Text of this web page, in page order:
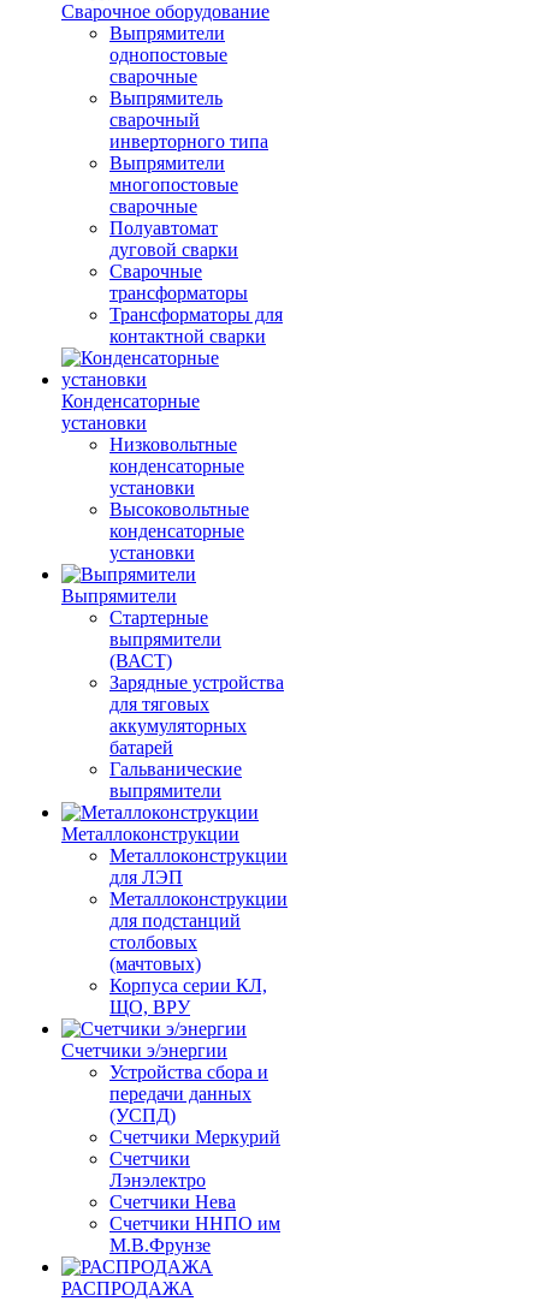
Сварочное оборудование
Выпрямители
однопостовые
сварочные
Выпрямитель
сварочный
инверторного типа
Выпрямители
многопостовые
сварочные
Полуавтомат
дуговой сварки
Сварочные
трансформаторы
Трансформаторы для
контактной сварки
Конденсаторные
установки
Низковольтные
конденсаторные
установки
Высоковольтные
конденсаторные
установки
Выпрямители
Стартерные
выпрямители
(ВАСТ)
Зарядные устройства
для тяговых
аккумуляторных
батарей
Гальванические
выпрямители
Металлоконструкции
Металлоконструкции
для ЛЭП
Металлоконструкции
для подстанций
столбовых
(мачтовых)
Корпуса серии КЛ,
ЩО, ВРУ
Счетчики э/энергии
Устройства сбора и
передачи данных
(УСПД)
Счетчики Меркурий
Счетчики
Лэнэлектро
Счетчики Нева
Счетчики ННПО им
М.В.Фрунзе
РАСПРОДАЖА